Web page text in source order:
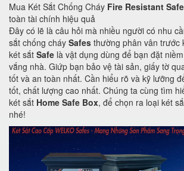
Mua Két Sắt Chống Cháy Fire Resistant
toàn tài chính hiệu quả
Đây có lẽ là câu hỏi mà nhiều người có nhu
sắt chống cháy Safes thường phân vân trước
két sắt Safe là vật dụng dùng để bạn đặt
vắng nhà. Giứp bạn bảo vệ tài sản, giấy tờ
tốt và an toàn nhất. Cần hiểu rõ và kỹ lưỡng
tốt, chất lượng cao nhất. Chúng ta cùng tìm
két sắt Home Safe Box, để chọn ra loại két
nhé!